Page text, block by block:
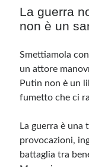
La guerra
non è un
Smettiamola
un attore
Putin non è un
fumetto che ci
La guerra è una
provocazioni,
battaglia tra